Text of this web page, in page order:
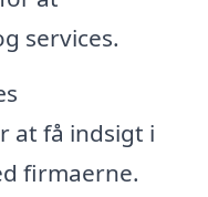
services.
at få indsigt i
firmaerne.